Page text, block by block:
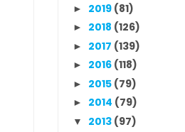
► 2019 (81)
► 2018 (126)
► 2017 (139)
► 2016 (118)
► 2015 (79)
► 2014 (79)
▼ 2013 (97)